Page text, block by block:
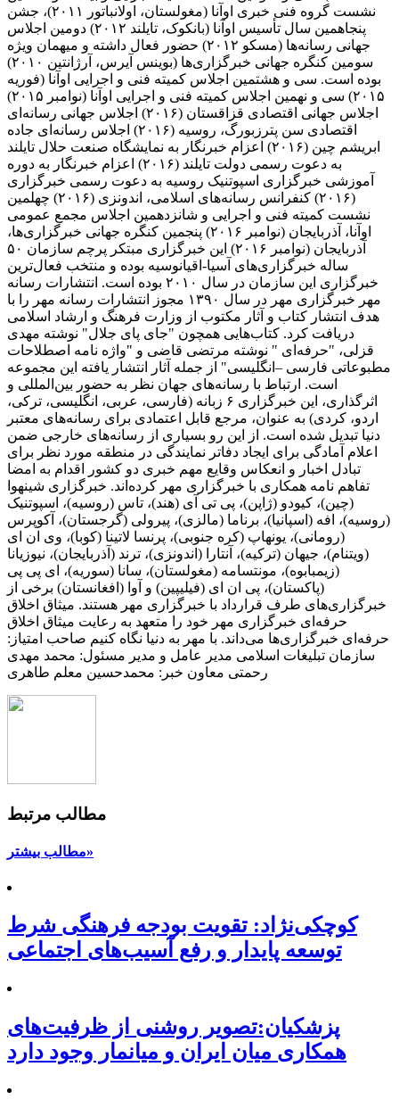
نشست گروه فنی خبری اوآنا (مغولستان، اولانباتور ۲۰۱۱)، جشن
پنجاهمین سال تأسیس اوآنا (بانکوک، تایلند ۲۰۱۲) دومین اجلاس
جهانی رسانه‌ها (مسکو ۲۰۱۲) حضور فعال داشته و میهمان ویژه
سومین کنگره جهانی خبرگزاری‌ها (بوینس آیرس، آرژانتین ۲۰۱۰)
بوده است. سی و هشتمین اجلاس کمیته فنی و اجرایی اوآنا (فوریه
۲۰۱۵) سی و نهمین اجلاس کمیته فنی و اجرایی اوآنا (نوامبر ۲۰۱۵)
اجلاس جهانی اقتصادی قزاقستان (۲۰۱۶) اجلاس جهانی رسانه‌ای
اقتصادی سن پترزبورگ، روسیه (۲۰۱۶) اجلاس رسانه‌ای جاده
ابریشم چین (۲۰۱۶) اعزام خبرنگار به نمایشگاه صنعت حلال تایلند
به دعوت رسمی دولت تایلند (۲۰۱۶) اعزام خبرنگار به دوره
آموزشی خبرگزاری اسپوتنیک روسیه به دعوت رسمی خبرگزاری
(۲۰۱۶) کنفرانس رسانه‌های اسلامی، اندونزی (۲۰۱۶) چهلمین
نشست کمیته فنی و اجرایی و شانزدهمین اجلاس مجمع عمومی
اوآنا، آذربایجان (نوامبر ۲۰۱۶) پنجمین کنگره جهانی خبرگزاری‌ها،
آذربایجان (نوامبر ۲۰۱۶) این خبرگزاری مبتکر پرچم سازمان ۵۰
ساله خبرگزاری‌های آسیا-اقیانوسیه بوده و منتخب فعال‌ترین
خبرگزاری این سازمان در سال ۲۰۱۰ بوده است. انتشارات رسانه
مهر خبرگزاری مهر در سال ۱۳۹۰ مجوز انتشارات رسانه مهر را با
هدف انتشار کتاب و آثار مکتوب از وزارت فرهنگ و ارشاد اسلامی
دریافت کرد. کتاب‌هایی همچون "جای پای جلال" نوشته مهدی
قزلی، "حرفه‌ای " نوشته مرتضی قاضی و "واژه نامه اصطلاحات
مطبوعاتی فارسی –انگلیسی" از جمله آثار انتشار یافته این مجموعه
است. ارتباط با رسانه‌های جهان نظر به حضور بین‌المللی و
اثرگذاری، این خبرگزاری ۶ زبانه (فارسی، عربی، انگلیسی، ترکی،
اردو، کردی) به عنوان، مرجع قابل اعتمادی برای رسانه‌های معتبر
دنیا تبدیل شده است. از این رو بسیاری از رسانه‌های خارجی ضمن
اعلام آمادگی برای ایجاد دفاتر نمایندگی در منطقه مورد نظر برای
تبادل اخبار و انعکاس وقایع مهم خبری دو کشور اقدام به امضا
تفاهم نامه همکاری با خبرگزاری مهر کرده‌اند. خبرگزاری شینهوا
(چین)، کیودو (ژاپن)، پی تی آی (هند)، تاس (روسیه)، اسپوتنیک
(روسیه)، افه (اسپانیا)، برناما (مالزی)، پیرولی (گرجستان)، آکوپرس
(رومانی)، یونهاپ (کره جنوبی)، پرنسا لاتینا (کوبا)، وی ان ای
(ویتنام)، جیهان (ترکیه)، آنتارا (اندونزی)، ترند (آذربایجان)، نیوزیانا
(زیمبابوه)، مونتسامه (مغولستان)، سانا (سوریه)، ای پی پی
(پاکستان)، پی ان ای (فیلیپین) و آوا (افغانستان) برخی از
خبرگزاری‌های طرف قرارداد با خبرگزاری مهر هستند. میثاق اخلاق
حرفه‌ای خبرگزاری مهر خود را متعهد به رعایت میثاق اخلاق
حرفه‌ای خبرگزاری‌ها می‌داند. با مهر به دنیا نگاه کنیم صاحب امتیاز:
سازمان تبلیغات اسلامی مدیر عامل و مدیر مسئول: محمد مهدی
رحمتی معاون خبر: محمدحسین معلم طاهری
مطالب مرتبط
مطالب بیشتر»
کوچکی‌نژاد: تقویت بودجه فرهنگی شرط
توسعه پایدار و رفع آسیب‌های اجتماعی
پزشکیان:تصویر روشنی از ظرفیت‌های
همکاری میان ایران و میانمار وجود دارد